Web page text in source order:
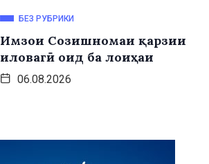
БЕЗ РУБРИКИ
Имзои Созишномаи қарзии
иловагӣ оид ба лоиҳаи
06.08.2026